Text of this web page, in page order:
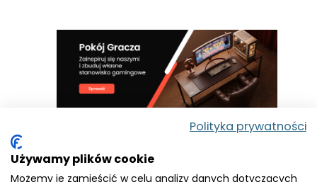
Polityka prywatności
Używamy plików cookie
Możemy je zamieścić w celu analizy danych dotyczących
wydarzenie na mapie Polski, ale już zdążyło